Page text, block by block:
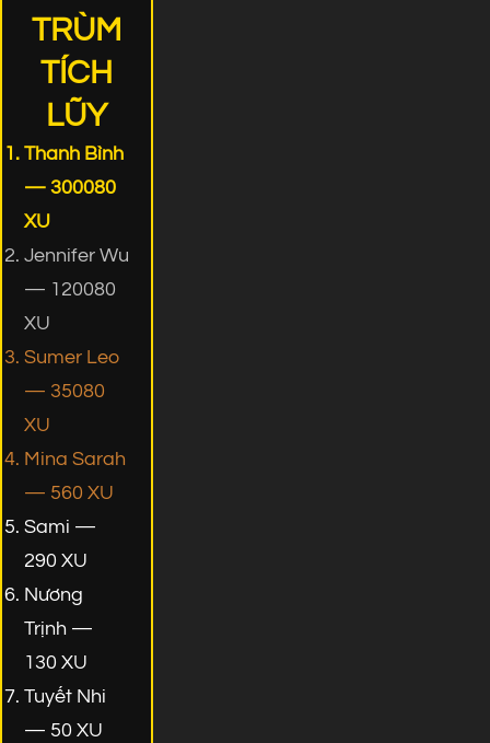
TRÙM
TÍCH
LŨY
Thanh Bình
— 300080
XU
Jennifer Wu
— 120080
XU
Sumer Leo
— 35080
XU
Mina Sarah
— 560 XU
Sami —
290 XU
Nương
Trịnh —
130 XU
Tuyết Nhi
— 50 XU